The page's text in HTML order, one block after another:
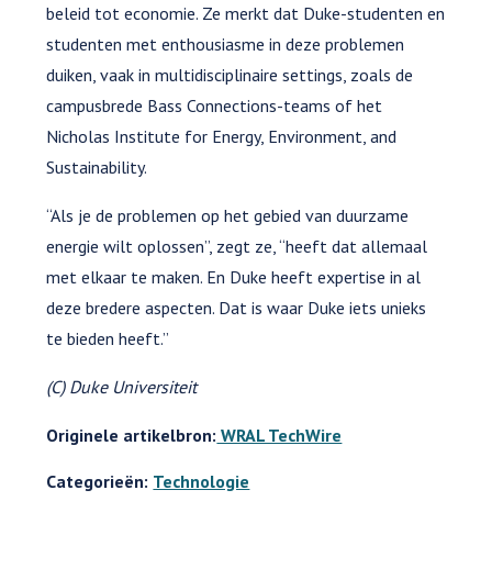
beleid tot economie. Ze merkt dat Duke-studenten en
studenten met enthousiasme in deze problemen
duiken, vaak in multidisciplinaire settings, zoals de
campusbrede Bass Connections-teams of het
Nicholas Institute for Energy, Environment, and
Sustainability.
“Als je de problemen op het gebied van duurzame
energie wilt oplossen”, zegt ze, “heeft dat allemaal
met elkaar te maken. En Duke heeft expertise in al
deze bredere aspecten. Dat is waar Duke iets unieks
te bieden heeft.”
(C) Duke Universiteit
Originele artikelbron: WRAL TechWire
Categorieën: Technologie